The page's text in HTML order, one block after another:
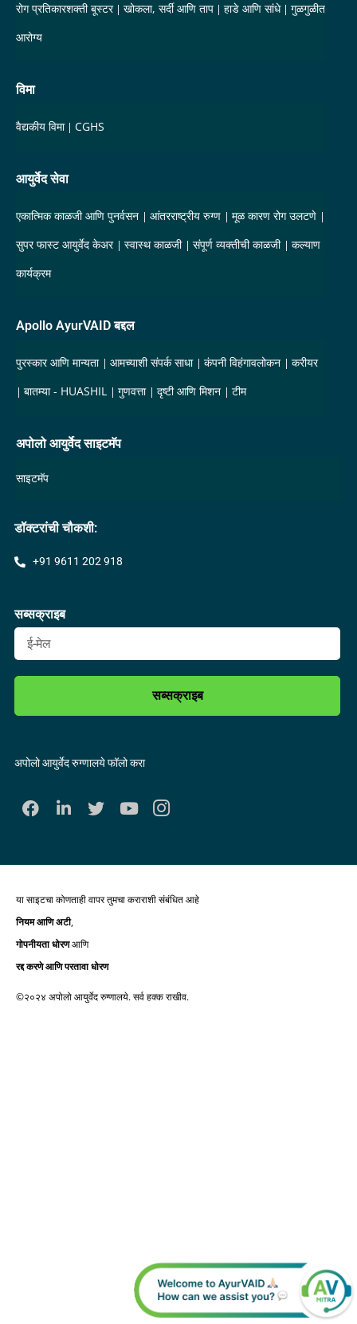
रोग प्रतिकारशक्ती बूस्टर
खोकला, सर्दी आणि ताप हाडे आणि सांधे
गुळगुळीत
आरोग्य
विमा
वैद्यकीय विमा CGHS
आयुर्वेद सेवा
एकात्मिक काळजी आणि पुनर्वसन आंतरराष्ट्रीय रुग्ण
मूळ कारण रोग उलटणे
सुपर फास्ट आयुर्वेद केअर
स्वास्थ काळजी संपूर्ण व्यक्तीची काळजी
कल्याण
कार्यक्रम
Apollo AyurVAID बद्दल
पुरस्कार आणि मान्यता आमच्याशी संपर्क साधा कंपनी विहंगावलोकन
करीयर
बातम्या - HUASHIL
गुणवत्ता दृष्टी आणि मिशन टीम
अपोलो आयुर्वेद साइटमॅप
साइटमॅप
डॉक्टरांची चौकशी:
+91 9611 202 918
सब्सक्राइब
सब्सक्राइब
अपोलो आयुर्वेद रुग्णालये फॉलो करा
या साइटचा कोणताही वापर तुमचा कराराशी संबंधित आहे
नियम आणि अटी,
गोपनीयता धोरणआणि
रद्द करणे आणि परतावा धोरण
©२०२४ अपोलो आयुर्वेद रुग्णालये. सर्व हक्क राखीव.